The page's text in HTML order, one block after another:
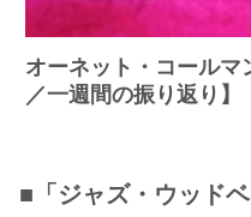
オーネット・コールマ
／一週間の振り返り】
■「ジャズ・ウッド